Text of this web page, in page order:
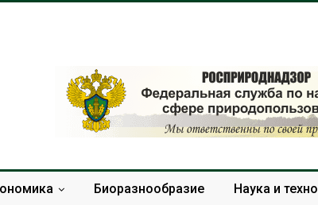
Биоразнообразие Наука и